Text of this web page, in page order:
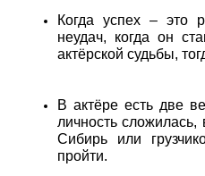
Когда успех – это
неудач, когда он
актёрской судьбы,
В актёре есть две
личность
Сибирь или
пройти.